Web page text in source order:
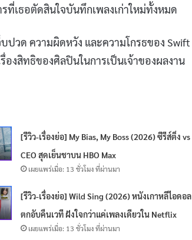
ที่เธอตัดสินใจบันทึกเพลงเก่าใหม่ทั้งหมด
ปวด ความผิดหวัง และความโกรธของ Swift
องสิทธิของศิลปินในการเป็นเจ้าของผลงาน
[รีวิว-เรื่องย่อ] My Bias, My Boss (2026) ซีรีส์ติ่ง vs
CEO สุดเย็นชาบน HBO Max
เผยแพร่เมื่อ: 13 ชั่วโมง ที่ผ่านมา
[รีวิว-เรื่องย่อ] Wild Sing (2026) หนังเกาหลีไอดอล
ตกอับคืนเวที ฝังใจกว่าแค่เพลงเดียวใน Netflix
เผยแพร่เมื่อ: 13 ชั่วโมง ที่ผ่านมา